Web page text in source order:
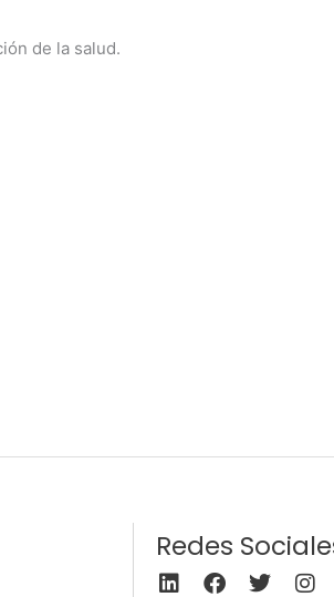
de la salud.
Redes
L
F
T
I